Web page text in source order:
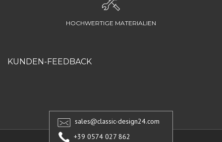
HOCHWERTIGE MATERIALIEN
KUNDEN-FEEDBACK
sales@classic-design24.com
+39 0574 027 862